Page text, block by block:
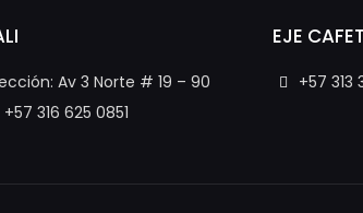
Av 3 Norte # 19 – 90
+57 316 625 0851
EJE
+57 313